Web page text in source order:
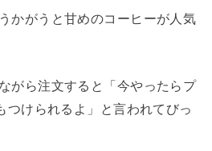
かがうと甘めのコーヒーが人気
がら注文すると「今やったらプ
つけられるよ」と言われてびっ